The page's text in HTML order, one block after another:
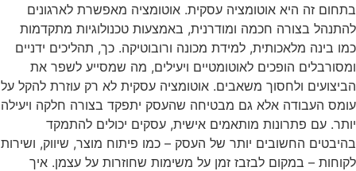
בתחום זה היא אוטומציה עסקית. אוטומציה מאפשרת לארגונים
להתנהל בצורה חכמה ומודרנית, באמצעות טכנולוגיות מתקדמות
כמו בינה מלאכותית, למידת מכונה ורובוטיקה. כך, תהליכים ידניים
ומסורבלים הופכים לאוטומטיים ויעילים, מה שמסייע לשפר את
הביצועים ולחסוך משאבים. אוטומציה עסקית לא רק עוזרת להקל על
עומס העבודה אלא גם מבטיחה שהעסק יתפקד בצורה חלקה ויעילה
יותר. עם פתרונות מותאמים אישית, עסקים יכולים להתמקד
בהיבטים החשובים יותר של העסק – כמו פיתוח מוצר, שיווק, ושירות
לקוחות – במקום לבזבז זמן על משימות שחוזרות על עצמן. איך